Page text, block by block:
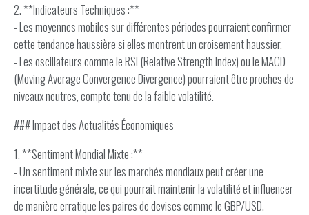
2. **Indicateurs Techniques :**
- Les moyennes mobiles sur différentes périodes pourraient confirmer
cette tendance haussière si elles montrent un croisement haussier.
- Les oscillateurs comme le RSI (Relative Strength Index) ou le MACD
(Moving Average Convergence Divergence) pourraient être proches de
niveaux neutres, compte tenu de la faible volatilité.
### Impact des Actualités Économiques
1. **Sentiment Mondial Mixte :**
- Un sentiment mixte sur les marchés mondiaux peut créer une
incertitude générale, ce qui pourrait maintenir la volatilité et influencer
de manière erratique les paires de devises comme le GBP/USD.